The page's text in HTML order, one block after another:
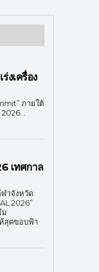
งเครื่อง
ภายใต้
เทศกาล
าจังหวัด
2026”
ม
สุดขอบฟ้า